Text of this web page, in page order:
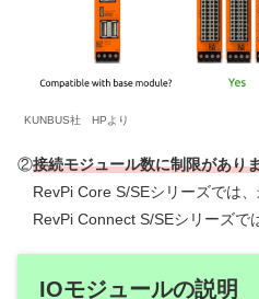
KUNBUS社 HPより
②接続モジュール数に制限があり
RevPi Core S/SEシリーズでは、
RevPi Connect S/SEシリーズで
IOモジュールの説明